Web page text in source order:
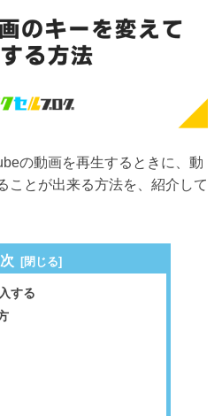
の動画を再生するときに、動
ことが出来る方法を、紹介して
する